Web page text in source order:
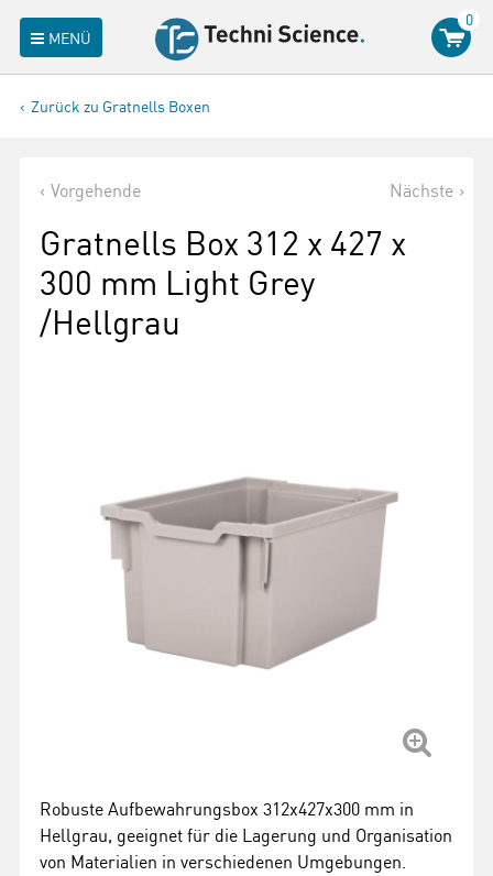
MENÜ
0
Zurück zu Gratnells Boxen
Vorgehende Nächste
Gratnells Box 312 x 427 x
300 mm Light Grey
/Hellgrau
Robuste Aufbewahrungsbox 312x427x300 mm in
Hellgrau, geeignet für die Lagerung und Organisation
von Materialien in verschiedenen Umgebungen.